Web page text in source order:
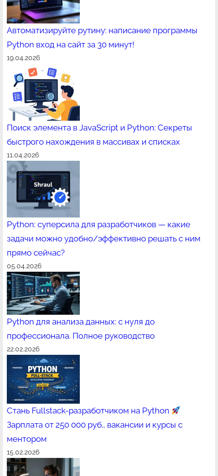
Автоматизируйте рутину: написание программы
Python вход на сайт за 30 минут!
19.04.2026
Поиск элемента в JavaScript и Python: Секреты
быстрого нахождения в массивах и списках
11.04.2026
Python: суперсила для разработчиков — какие
задачи можно удобно/эффективно решать с ним
прямо сейчас?
05.04.2026
Python для анализа данных: с нуля до
профессионала. Полное руководство
22.02.2026
Стань Fullstack-разработчиком на Python
Зарплата от 250 000 руб., вакансии и курсы с
ментором
15.02.2026